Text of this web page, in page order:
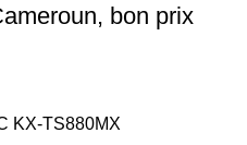
bon prix